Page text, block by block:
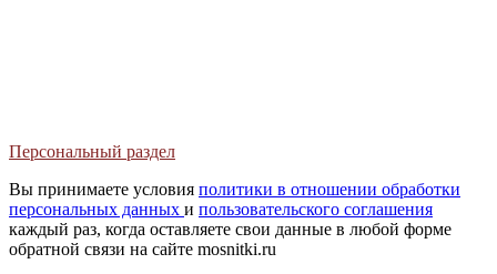
Персональный раздел
Вы принимаете условия политики в отношении обработки
персональных данных и пользовательского соглашения
каждый раз, когда оставляете свои данные в любой форме
обратной связи на сайте mosnitki.ru